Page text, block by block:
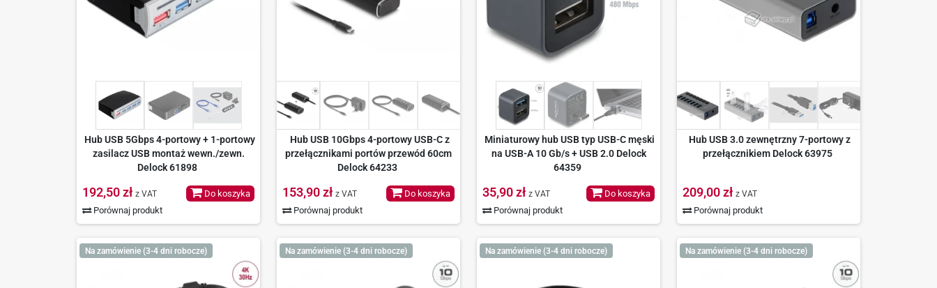
Hub USB 5Gbps 4-portowy + 1-portowy
zasilacz USB montaż wewn./zewn.
Delock 61898
192,50 zł z VAT
Porównaj produkt
Do koszyka
Hub USB 10Gbps 4-portowy USB-C z
przełącznikami portów przewód 60cm
Delock 64233
153,90 zł z VAT
Porównaj produkt
Do koszyka
Miniaturowy hub USB typ USB-C męski
na USB-A 10 Gb/s + USB 2.0 Delock
64359
35,90 zł z VAT
Porównaj produkt
Do koszyka
Hub USB 3.0 zewnętrzny 7-portowy z
przełącznikiem Delock 63975
209,00 zł z VAT
Porównaj produkt
Na zamówienie (3-4 dni robocze) Na zamówienie (3-4 dni robocze) Na zamówienie (3-4 dni robocze) Na zamówienie (3-4 dni robocze)